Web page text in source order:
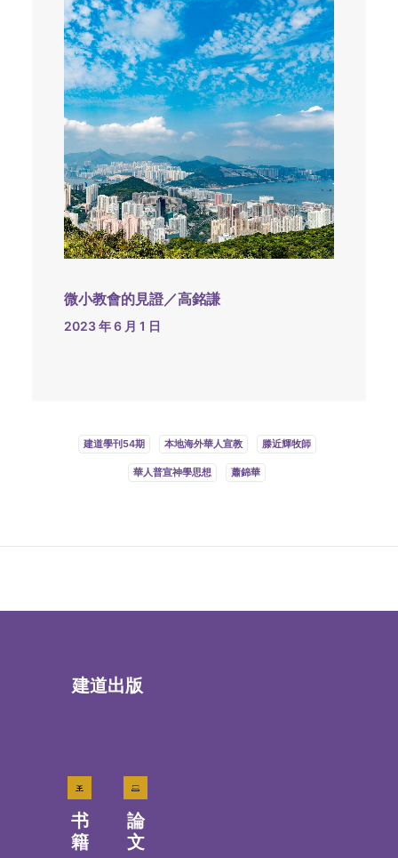
微小教會的見證／高銘謙
2023 年 6 月 1 日
建道學刊54期 本地海外華人宣教 滕近輝牧師
華人普宣神學思想 蕭錦華
建道出版
书
籍
論
文